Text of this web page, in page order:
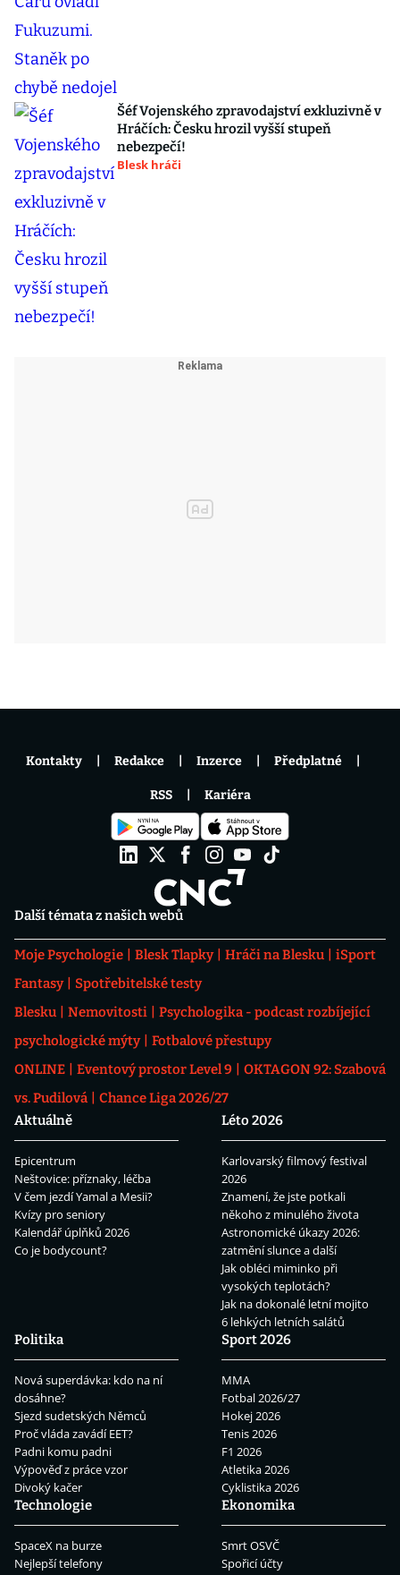
Šéf Vojenského zpravodajství exkluzivně v
Hráčích: Česku hrozil vyšší stupeň
nebezpečí!
Blesk hráči
Další témata z našich webů
Moje Psychologie Blesk Tlapky Hráči na Blesku
iSport
Fantasy
Spotřebitelské testy
Blesku
Nemovitosti
Psychologika - podcast rozbíjející
psychologické mýty
Fotbalové přestupy
ONLINE
Eventový prostor Level 9
OKTAGON 92: Szabová
vs. Pudilová
Chance Liga 2026/27
Aktuálně
Epicentrum
Neštovice: příznaky, léčba
V čem jezdí Yamal a Mesii?
Kvízy pro seniory
Kalendář úplňků 2026
Co je bodycount?
Léto 2026
Karlovarský filmový festival
2026
Znamení, že jste potkali
někoho z minulého života
Astronomické úkazy 2026:
zatmění slunce a další
Jak obléci miminko při
vysokých teplotách?
Jak na dokonalé letní mojito
6 lehkých letních salátů
Politika
Nová superdávka: kdo na ní
dosáhne?
Sjezd sudetských Němců
Proč vláda zavádí EET?
Padni komu padni
Výpověď z práce vzor
Divoký kačer
Sport 2026
MMA
Fotbal 2026/27
Hokej 2026
Tenis 2026
F1 2026
Atletika 2026
Cyklistika 2026
Technologie
SpaceX na burze
Nejlepší telefony
Ekonomika
Smrt OSVČ
Spořicí účty
Kontakty Redakce Inzerce Předplatné
RSS Kariéra